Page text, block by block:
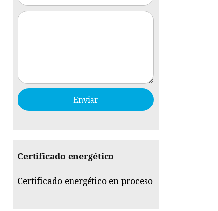
Certificado energético
Certificado energético en proceso